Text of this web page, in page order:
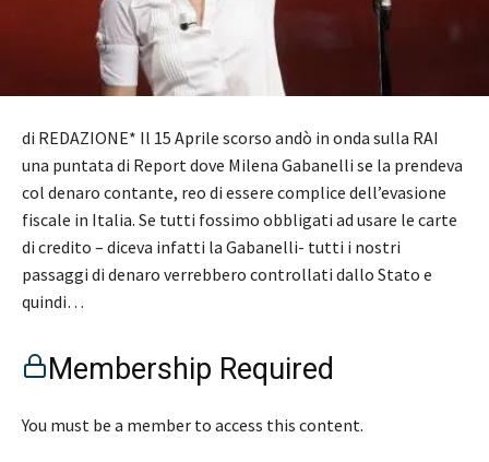
di REDAZIONE* Il 15 Aprile scorso andò in onda sulla RAI
una puntata di Report dove Milena Gabanelli se la prendeva
col denaro contante, reo di essere complice dell’evasione
fiscale in Italia. Se tutti fossimo obbligati ad usare le carte
di credito – diceva infatti la Gabanelli- tutti i nostri
passaggi di denaro verrebbero controllati dallo Stato e
quindi…
Membership Required
You must be a member to access this content.